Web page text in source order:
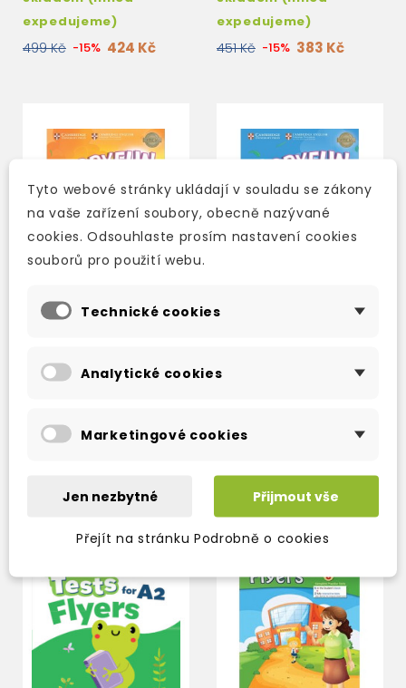
expedujeme)
499 Kč -15% 424 Kč
expedujeme)
451 Kč -15% 383 Kč
6 SECOND EDITION
ACTIVITIES AND HOME
FUN BOOKLET 6
expedujeme)
5 SECOND EDITION
FUN BOOKLET 5
expedujeme)
Tyto webové stránky ukládají v souladu se zákony
na vaše zařízení soubory, obecně nazývané
cookies. Odsouhlaste prosím nastavení cookies
souborů pro použití webu.
Technické cookies
Analytické cookies
Marketingové cookies
Jen nezbytné Přijmout vše
Přejít na stránku Podrobně o cookies